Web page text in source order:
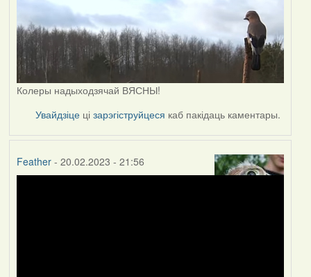
Колеры надыходзячай ВЯСНЫ!
Увайдзіце цізарэгіструйцеся каб пакідаць каментары.
Feather- 20.02.2023 - 21:56